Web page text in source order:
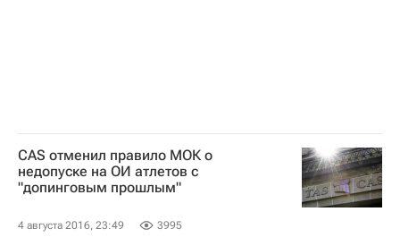
CAS отменил правило МОК о
недопуске на ОИ атлетов с
"допинговым прошлым"
4 августа 2016, 23:49 3995